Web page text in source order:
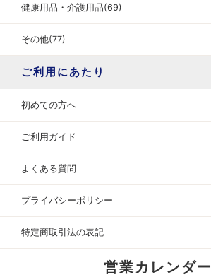
健康用品・介護用品(69)
その他(77)
ご利用にあたり
初めての方へ
ご利用ガイド
よくある質問
プライバシーポリシー
特定商取引法の表記
営業カレンダー